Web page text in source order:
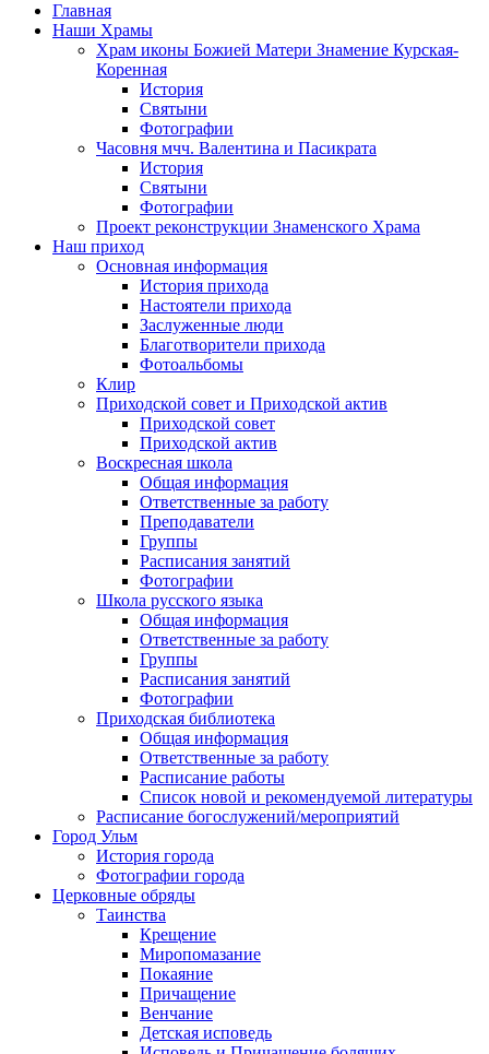
Главная
Наши Храмы
Храм иконы Божией Матери Знамение Курская-
Коренная
История
Святыни
Фотографии
Часовня мчч. Валентина и Пасикрата
История
Святыни
Фотографии
Проект реконструкции Знаменского Храма
Наш приход
Основная информация
История прихода
Настоятели прихода
Заслуженные люди
Благотворители прихода
Фотоальбомы
Клир
Приходской совет и Приходской актив
Приходской совет
Приходской актив
Воскресная школа
Общая информация
Ответственные за работу
Преподаватели
Группы
Расписания занятий
Фотографии
Школа русского языка
Общая информация
Ответственные за работу
Группы
Расписания занятий
Фотографии
Приходская библиотека
Общая информация
Ответственные за работу
Расписание работы
Список новой и рекомендуемой литературы
Расписание богослужений/мероприятий
Город Ульм
История города
Фотографии города
Церковные обряды
Таинства
Крещение
Миропомазание
Покаяние
Причащение
Венчание
Детская исповедь